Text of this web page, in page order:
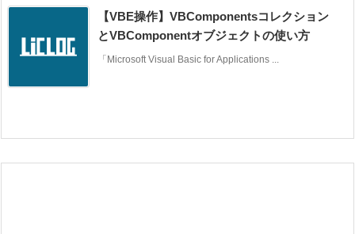
【VBE操作】VBComponentsコレクション
とVBComponentオブジェクトの使い方
「Microsoft Visual Basic for Applications ...